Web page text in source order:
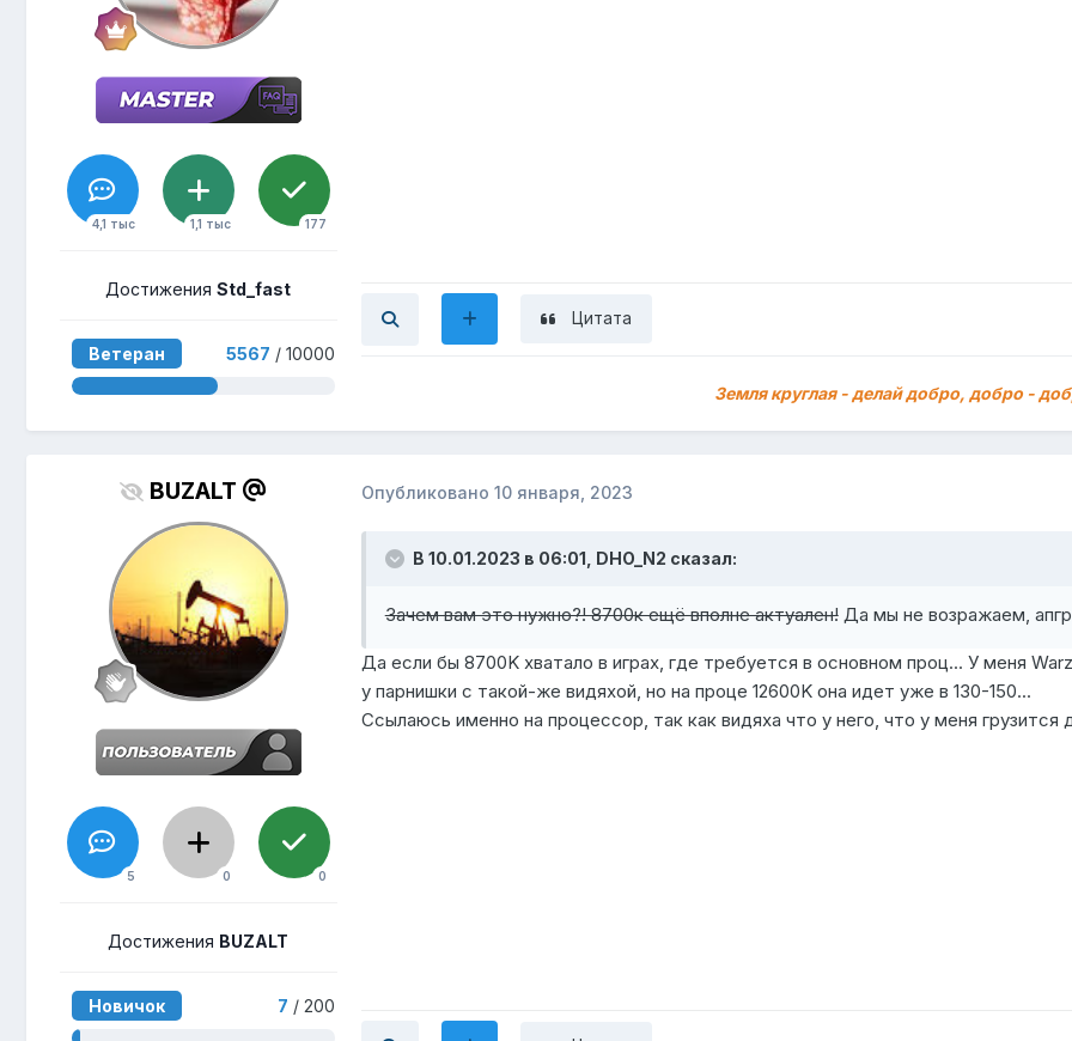
4,1 тыс 1,1 тыс 177
ДостиженияStd_fast
Ветеран 5567 / 10000
Цитата
Земля круглая - делай добро, добро -
BUZALT
5 0 0
Достижения BUZALT
Новичок 7 / 200
Опубликовано 10 января, 2023
В 10.01.2023 в 06:01, DHO_N2 сказал:
Зачем вам это нужно?! 8700к ещё вполне актуален!Да мы не возражаем,
Да если бы 8700K хватало в играх, где требуется в основном проц... У меня
у парнишки с такой-же видяхой, но на проце 12600K она идет уже в 130-150...
Ссылаюсь именно на процессор, так как видяха что у него, что у меня грузится